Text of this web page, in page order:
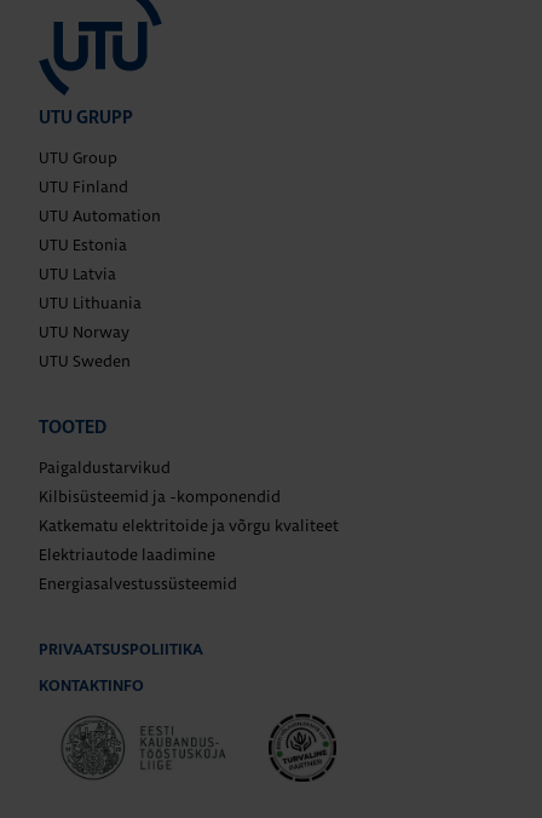
UTU GRUPP
UTU Group
UTU Finland
UTU Automation
UTU Estonia
UTU Latvia
UTU Lithuania
UTU Norway
UTU Sweden
TOOTED
Paigaldustarvikud
Kilbisüsteemid ja -komponendid
Katkematu elektritoide ja võrgu kvaliteet
Elektriautode laadimine
Energiasalvestussüsteemid
PRIVAATSUSPOLIITIKA
KONTAKTINFO